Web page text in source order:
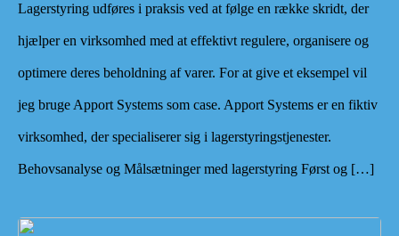
Lagerstyring udføres i praksis ved at følge en række skridt, der
hjælper en virksomhed med at effektivt regulere, organisere og
optimere deres beholdning af varer. For at give et eksempel vil
jeg bruge Apport Systems som case. Apport Systems er en fiktiv
virksomhed, der specialiserer sig i lagerstyringstjenester.
Behovsanalyse og Målsætninger med lagerstyring Først og […]